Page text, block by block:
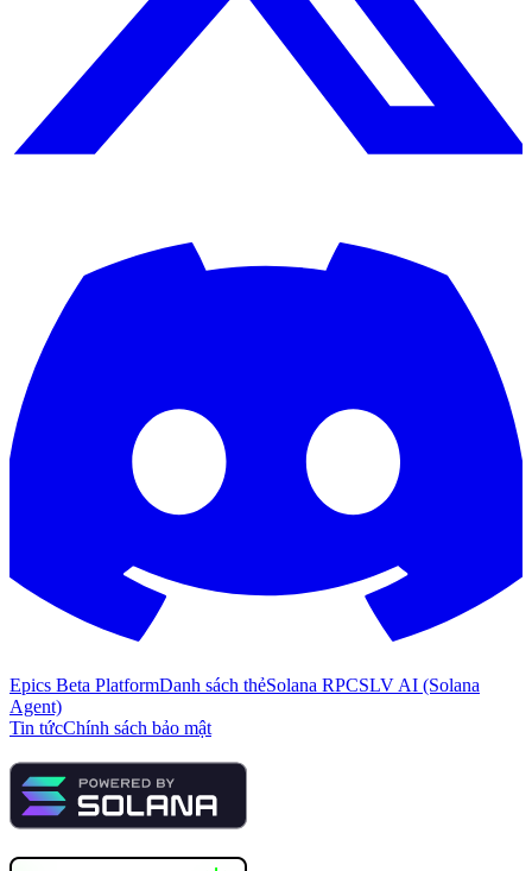
Epics Beta PlatformDanh sách thẻSolana RPCSLV AI (Solana
Agent)
Tin tứcChính sách bảo mật